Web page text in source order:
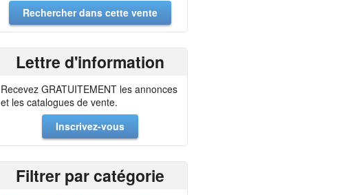
Lettre d'information
Recevez GRATUITEMENT les annonces
et les catalogues de vente.
Inscrivez-vous
Filtrer par catégorie